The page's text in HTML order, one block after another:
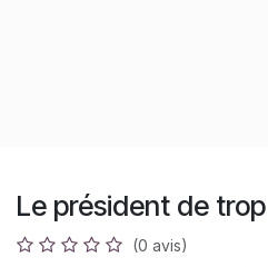
Le président de trop
(0 avis)